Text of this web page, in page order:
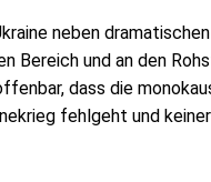
neben
Bereich und an den
dass die
fehlgeht und